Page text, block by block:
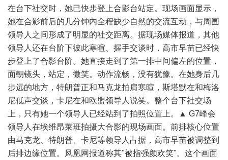
在台下社交时，她已快步登上合影台站定。现场画面显示，
她在合影前后的几分钟内全程缺少自然的交流互动，与周围
领导人之间形成了明显的社交距离。据现场媒体报道，其他
领导人还在台阶下彼此寒暄、握手交谈时，高市早苗已经快
步登上了合影台阶。她直接走到了第一排中间偏左的位置，
面朝镜头，站定，微笑。动作流畅，没有犹豫。在她身后几
步远的地方，特朗普正和马克龙拍肩寒暄，斯塔默在和梅洛
尼低声交谈，卡尼在和欧盟领导人说笑。整个台下社交场
上，只有她一个领导人已经站到了拍照位置上。▲ G7峰会
领导人在埃维昂莱班拍摄大合影的现场画面。前排核心位置
由马克龙、特朗普、卡尼等领导人占据，高市早苗被调整到
后排边缘位置。凤凰网报道称其"被指强颜欢笑"。这个画面